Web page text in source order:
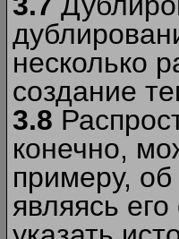
несколько
создание
3.8
конечно,
примеру,
являясь